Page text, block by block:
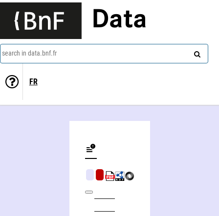
Data
search in data.bnf.fr
FR